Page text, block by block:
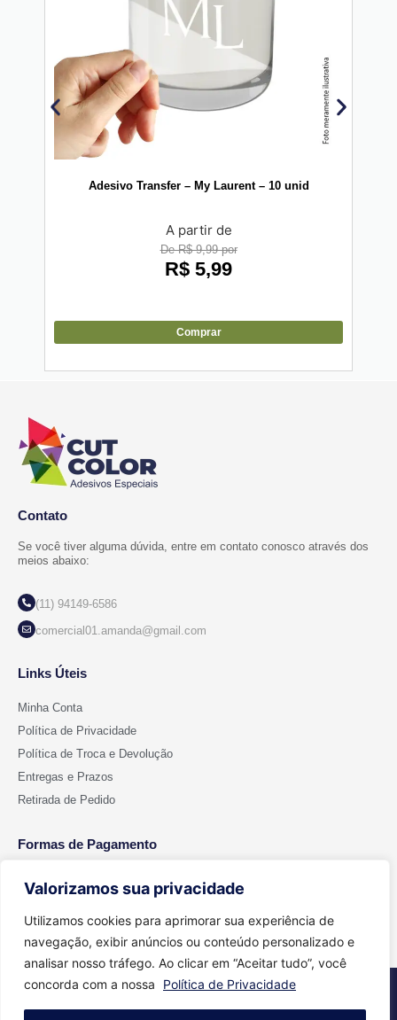
Valorizamos sua privacidade
Utilizamos cookies para aprimorar sua experiência de
navegação, exibir anúncios ou conteúdo personalizado e
analisar nosso tráfego. Ao clicar em “Aceitar tudo”, você
concorda com a nossa
Política de Privacidade
Adesivo Transfer – My Laurent – 10 unid
A partir de
De R$ 9,99 por
R$ 5,99
Comprar
Contato
Se você tiver alguma dúvida, entre em contato conosco através dos
meios abaixo:
(11) 94149-6586
comercial01.amanda@gmail.com
Links Úteis
Minha Conta
Política de Privacidade
Política de Troca e Devolução
Entregas e Prazos
Retirada de Pedido
Formas de Pagamento
2026 © Todos os direitos reservados - Cut Color | CNPJ 15.699.612/0001-